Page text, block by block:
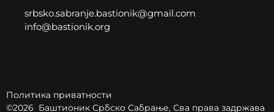
srbsko.sabranje.bastionik@gmail.com
info@bastionik.org
Политика приватности
©2026 Баштионик Србско Сабрање, Сва права задржава